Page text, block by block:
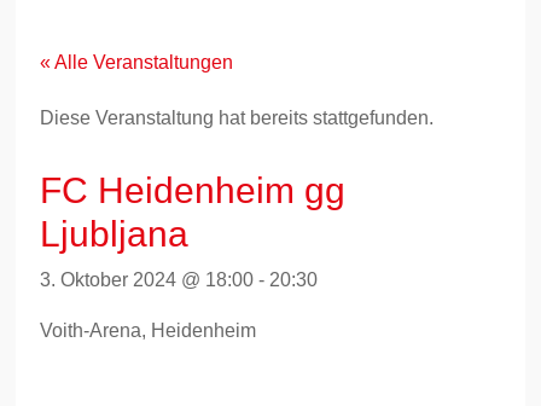
springen« Alle Veranstaltungen
Diese Veranstaltung hat bereits stattgefunden.
FC Heidenheim gg
Ljubljana
3. Oktober 2024 @ 18:00 - 20:30
Voith-Arena, Heidenheim